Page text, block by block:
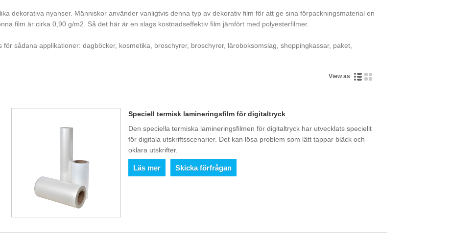
dekorativa nyanser. Människor använder vanligtvis denna typ av dekorativ film för att ge sina förpackningsmaterial en
film är cirka 0,90 g/m2. Så det här är en slags kostnadseffektiv film jämfört med polyesterfilmer.
sådana applikationer: dagböcker, kosmetika, broschyrer, broschyrer, läroboksomslag, shoppingkassar, paket,
View as
Speciell termisk lamineringsfilm för digitaltryck
Den speciella termiska lamineringsfilmen för digitaltryck har utvecklats speciellt
för digitala utskriftsscenarier. Det kan lösa problem som lätt tappar bläck och
oklara utskrifter.
Läs mer Skicka förfrågan